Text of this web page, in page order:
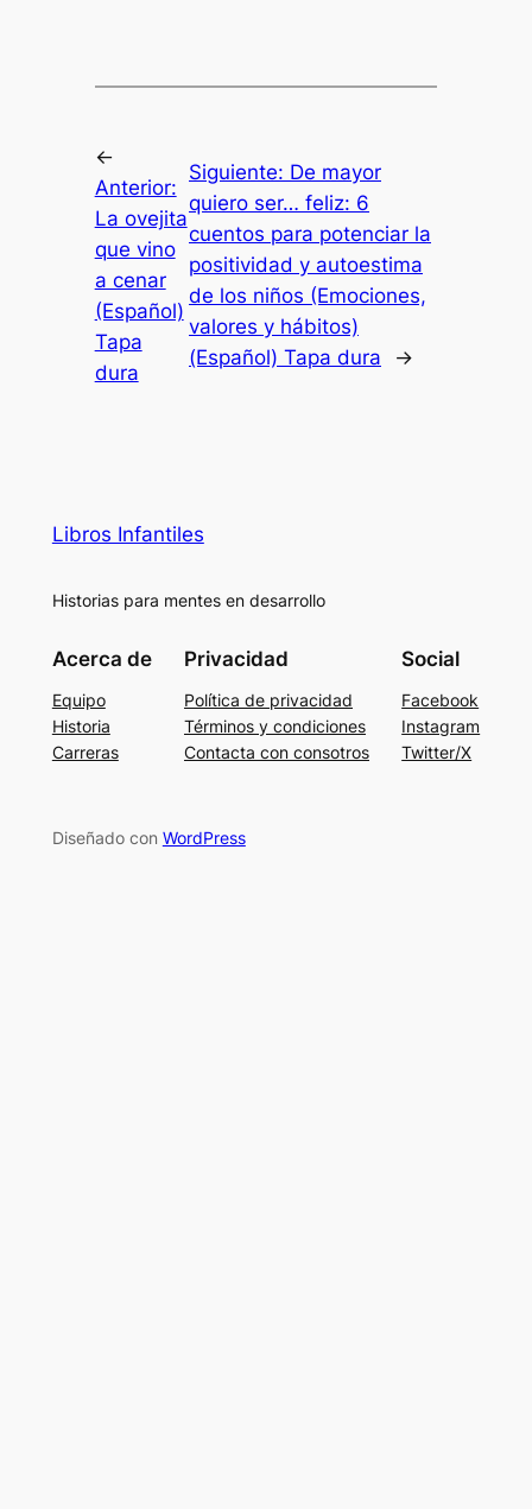
←
Anterior:
La ovejita
que vino
a cenar
(Español)
Tapa
dura
Siguiente: De mayor
quiero ser… feliz: 6
cuentos para potenciar la
positividad y autoestima
de los niños (Emociones,
valores y hábitos)
(Español) Tapa dura
→
Libros Infantiles
Historias para mentes en desarrollo
Acerca de
Equipo
Historia
Carreras
Privacidad
Política de privacidad
Términos y condiciones
Contacta con consotros
Social
Facebook
Instagram
Twitter/X
Diseñado con WordPress